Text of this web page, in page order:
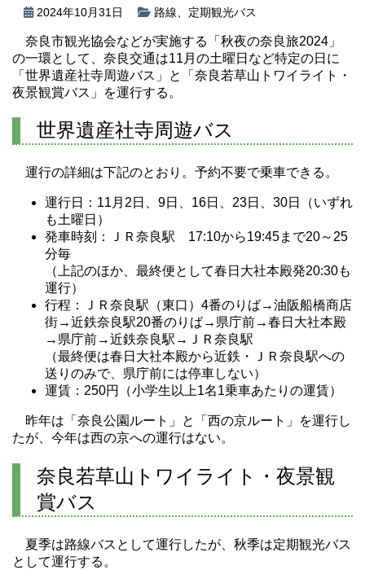
2024年10月31日 路線 定期観光バス
奈良市観光協会などが実施する「秋夜の奈良旅2024」
の一環として、奈良交通は11月の土曜日など特定の日に
「世界遺産社寺周遊バス」と「奈良若草山トワイライト・
夜景観賞バス」を運行する。
世界遺産社寺周遊バス
運行の詳細は下記のとおり。予約不要で乗車できる。
運行日：11月2日、9日、16日、23日、30日（いずれ
も土曜日）
発車時刻：ＪＲ奈良駅 17:10から19:45まで20～25
分毎
（上記のほか、最終便として春日大社本殿発20:30も
運行）
行程：ＪＲ奈良駅（東口）4番のりば→油阪船橋商店
街→近鉄奈良駅20番のりば→県庁前→春日大社本殿
→県庁前→近鉄奈良駅→ＪＲ奈良駅
（最終便は春日大社本殿から近鉄・ＪＲ奈良駅への
送りのみで、県庁前には停車しない）
運賃：250円（小学生以上1名1乗車あたりの運賃）
昨年は「奈良公園ルート」と「西の京ルート」を運行し
たが、今年は西の京への運行はない。
奈良若草山トワイライト・夜景観
賞バス
夏季は路線バスとして運行したが、秋季は定期観光バス
として運行する。